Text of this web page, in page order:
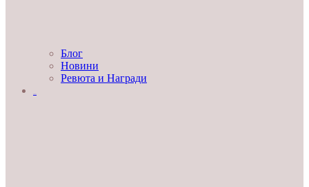
Блог
Новини
Ревюта и Награди